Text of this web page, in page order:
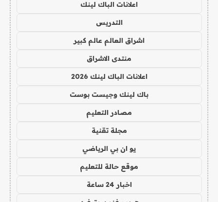
اعلانات الباك لينك
التدريس
اشراق العالم عالم كبير
منتدى الاشراق
اعلانات الباك لينك 2026
باك لينك وجيست بوست
مصادر التعليم
مجلة تقنية
يو ان بي الرياضي
موقع حالة للتعليم
اخبار 24 ساعة